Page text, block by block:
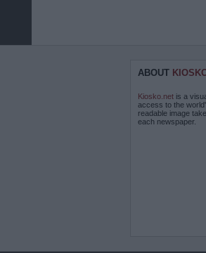
ABOUT
Kiosko.net is a
access to the
readable image
each newspaper.